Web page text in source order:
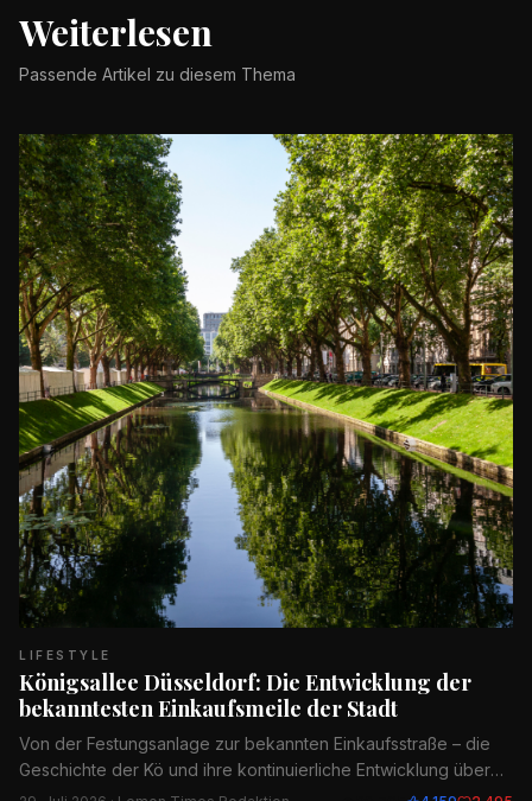
Weiterlesen
Passende Artikel zu diesem Thema
LIFESTYLE
Königsallee Düsseldorf: Die Entwicklung der
bekanntesten Einkaufsmeile der Stadt
Von der Festungsanlage zur bekannten Einkaufsstraße – die
Geschichte der Kö und ihre kontinuierliche Entwicklung über
mehr als zwei Jahrhunderte.